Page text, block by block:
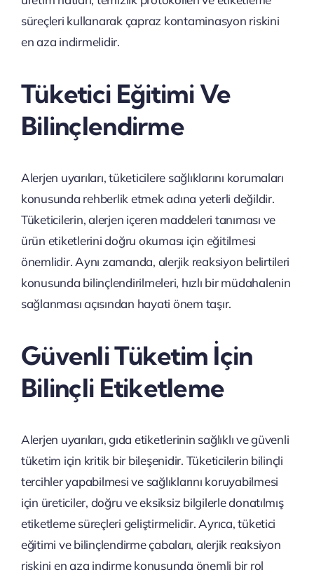
süreçleri kullanarak çapraz kontaminasyon riskini
en aza indirmelidir.
Tüketici Eğitimi Ve
Bilinçlendirme
Alerjen uyarıları, tüketicilere sağlıklarını korumaları
konusunda rehberlik etmek adına yeterli değildir.
Tüketicilerin, alerjen içeren maddeleri tanıması ve
ürün etiketlerini doğru okuması için eğitilmesi
önemlidir. Aynı zamanda, alerjik reaksiyon belirtileri
konusunda bilinçlendirilmeleri, hızlı bir müdahalenin
sağlanması açısından hayati önem taşır.
Güvenli Tüketim İçin
Bilinçli Etiketleme
Alerjen uyarıları, gıda etiketlerinin sağlıklı ve güvenli
tüketim için kritik bir bileşenidir. Tüketicilerin bilinçli
tercihler yapabilmesi ve sağlıklarını koruyabilmesi
için üreticiler, doğru ve eksiksiz bilgilerle donatılmış
etiketleme süreçleri geliştirmelidir. Ayrıca, tüketici
eğitimi ve bilinçlendirme çabaları, alerjik reaksiyon
riskini en aza indirme konusunda önemli bir rol